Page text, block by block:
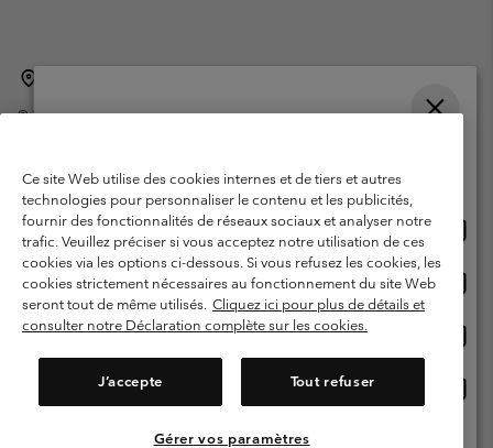
©2026Columbia Sportswear International Sarl. Avenue des Morgines, 12
Garanties Légales
Politique de confidentialité
Conditions d'utilisation - Membres
Conditions D'utilisation - Contenu généré par l'utilisateur
Impressum
Cookies
Ce site Web utilise des cookies internes et de tiers et autres
technologies pour personnaliser le contenu et les publicités,
fournir des fonctionnalités de réseaux sociaux et analyser notre
trafic. Veuillez préciser si vous acceptez notre utilisation de ces
cookies via les options ci-dessous. Si vous refusez les cookies, les
cookies strictement nécessaires au fonctionnement du site Web
seront tout de même utilisés. Cliquez ici pour plus de détails et
consulter notre Déclaration complète sur les cookies.
J’accepte Tout refuser
Gérer vos paramètres
Achats en ligne disponibles
United States
ligne
Belgium-English
ligne
Belgium-Français
ligne
Belgium-Dutch